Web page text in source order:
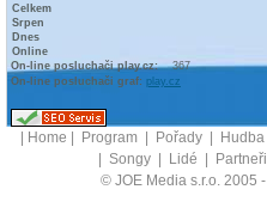
Celkem
Srpen
Dnes
Online
On-line posluchači play.cz:
367
On-line posluchači graf: play.cz
Home Program Pořady Hudba
Songy Lidé Partneři
© JOE Media s.r.o. 2005 -